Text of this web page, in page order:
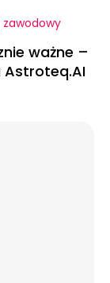
zawodowy
ważne –
Astroteq.AI